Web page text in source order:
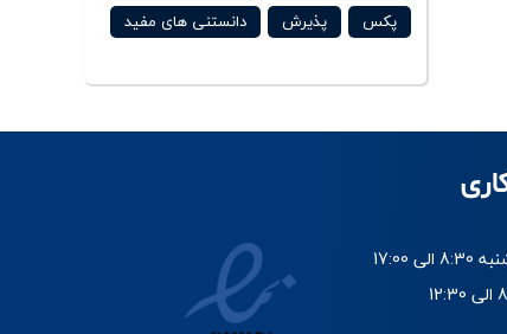
پکس
پذیرش دانستنی های مفید
17:00